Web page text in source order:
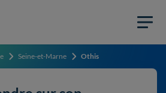
Seine-et-Marne Othis